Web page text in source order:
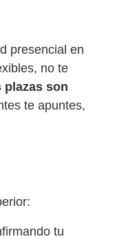
presencial en
no te
plazas son
te apuntes,
tu